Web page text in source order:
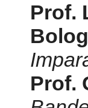
Prof.
Prof.